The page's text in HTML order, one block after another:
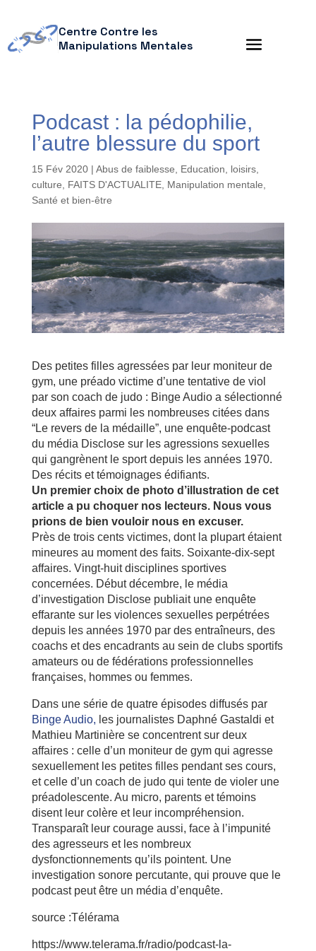
Centre Contre les
Manipulations Mentales
Podcast : la pédophilie,
l’autre blessure du sport
15 Fév 2020| Abus de faiblesse
Education, loisirs,
culture
FAITS D'ACTUALITE, Manipulation mentale
Santé et bien-être
Des petites filles agressées par leur moniteur de
gym, une préado victime d’une tentative de viol
par son coach de judo : Binge Audio a sélectionné
deux affaires parmi les nombreuses citées dans
“Le revers de la médaille”, une enquête-podcast
du média Disclose sur les agressions sexuelles
qui gangrènent le sport depuis les années 1970.
Des récits et témoignages édifiants.
Un premier choix de photo d’illustration de cet
article a pu choquer nos lecteurs. Nous vous
prions de bien vouloir nous en excuser.
Près de trois cents victimes, dont la plupart étaient
mineures au moment des faits. Soixante-dix-sept
affaires. Vingt-huit disciplines sportives
concernées. Début décembre, le média
d’investigation Disclose publiait une enquête
effarante sur les violences sexuelles perpétrées
depuis les années 1970 par des entraîneurs, des
coachs et des encadrants au sein de clubs sportifs
amateurs ou de fédérations professionnelles
françaises, hommes ou femmes.
Dans une série de quatre épisodes diffusés par
Binge Audio, les journalistes Daphné Gastaldi et
Mathieu Martinière se concentrent sur deux
affaires : celle d’un moniteur de gym qui agresse
sexuellement les petites filles pendant ses cours,
et celle d’un coach de judo qui tente de violer une
préadolescente. Au micro, parents et témoins
disent leur colère et leur incompréhension.
Transparaît leur courage aussi, face à l’impunité
des agresseurs et les nombreux
dysfonctionnements qu’ils pointent. Une
investigation sonore percutante, qui prouve que le
podcast peut être un média d’enquête.
source :Télérama
https://www.telerama.fr/radio/podcast-la-